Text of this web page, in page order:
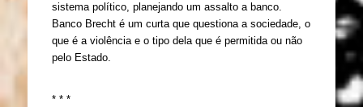
sistema político, planejando um assalto a banco.
Banco Brecht é um curta que questiona a sociedade, o
que é a violência e o tipo dela que é permitida ou não
pelo Estado.
* * *